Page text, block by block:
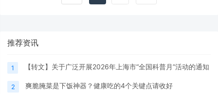
推荐资讯
1 【转文】关于广泛开展2026年上海市“全国科普月”活动的通知
2 爽脆腌菜是下饭神器？健康吃的4个关键点请收好